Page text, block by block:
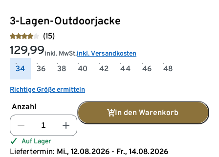
3-Lagen-Outdoorjacke
(15)
129,99inkl. MwSt.inkl. Versandkosten
34 36 38 40 42 44 46 48
Richtige Größe ermitteln
Anzahl
In den Warenkorb
Auf Lager
Liefertermin: Mi., 12.08.2026 - Fr., 14.08.2026